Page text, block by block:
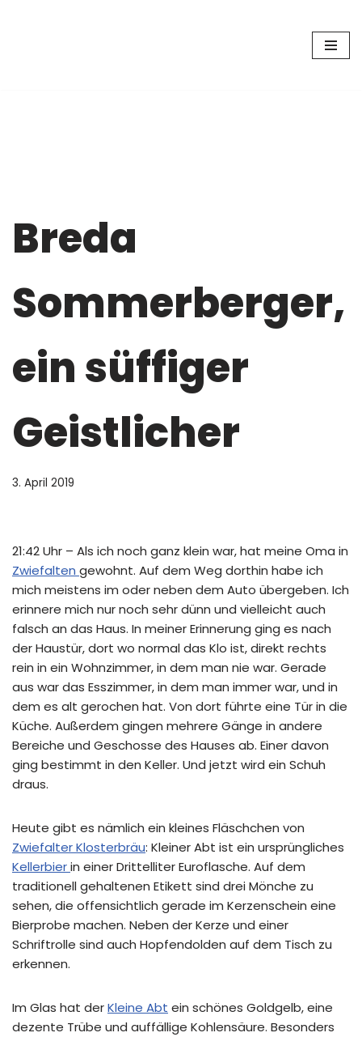
Breda
Sommerberger,
ein süffiger
Geistlicher
3. April 2019
21:42 Uhr – Als ich noch ganz klein war, hat meine Oma in
Zwiefalten gewohnt. Auf dem Weg dorthin habe ich
mich meistens im oder neben dem Auto übergeben. Ich
erinnere mich nur noch sehr dünn und vielleicht auch
falsch an das Haus. In meiner Erinnerung ging es nach
der Haustür, dort wo normal das Klo ist, direkt rechts
rein in ein Wohnzimmer, in dem man nie war. Gerade
aus war das Esszimmer, in dem man immer war, und in
dem es alt gerochen hat. Von dort führte eine Tür in die
Küche. Außerdem gingen mehrere Gänge in andere
Bereiche und Geschosse des Hauses ab. Einer davon
ging bestimmt in den Keller. Und jetzt wird ein Schuh
draus.
Heute gibt es nämlich ein kleines Fläschchen von
Zwiefalter Klosterbräu: Kleiner Abt ist ein ursprüngliches
Kellerbierin einer Drittelliter Euroflasche. Auf dem
traditionell gehaltenen Etikett sind drei Mönche zu
sehen, die offensichtlich gerade im Kerzenschein eine
Bierprobe machen. Neben der Kerze und einer
Schriftrolle sind auch Hopfendolden auf dem Tisch zu
erkennen.
Im Glas hat derKleine Abt ein schönes Goldgelb, eine
dezente Trübe und auffällige Kohlensäure. Besonders